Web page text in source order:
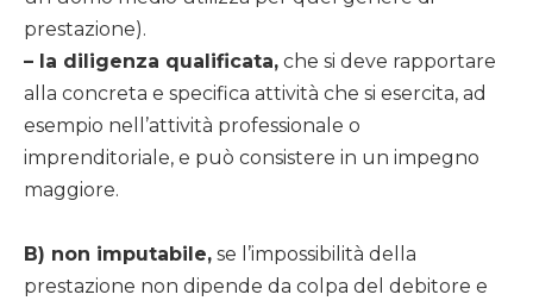
prestazione).
– la diligenza qualificata, che si deve rapportare
alla concreta e specifica attività che si esercita, ad
esempio nell’attività professionale o
imprenditoriale, e può consistere in un impegno
maggiore.
B) non imputabile, se l’impossibilità della
prestazione non dipende da colpa del debitore e